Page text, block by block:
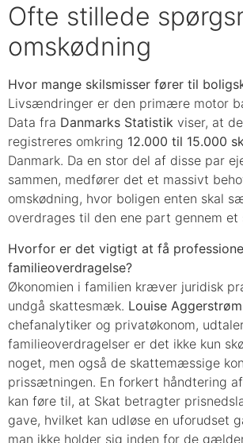
Ofte stillede
omskødning
Hvor mange skilsmisser fører til
Livsændringer er den primære motor
Data fra Danmarks Statistik viser, at
registreres omkring 12.000 til 15.000
Danmark. Da en stor del af disse par
sammen, medfører det et massivt
omskødning, hvor boligen enten skal
overdrages til den ene part gennem et
Hvorfor er det vigtigt at få
familieoverdragelse?
Økonomien i familien kræver juridisk
undgå skattesmæk. Louise
chefanalytiker og privatøkonom,
familieoverdragelser er det ikke kun
noget, men også de skattemæssige
prissætningen. En forkert håndtering
kan føre til, at Skat betragter
gave, hvilket kan udløse en uforudset
man ikke holder sig inden for de